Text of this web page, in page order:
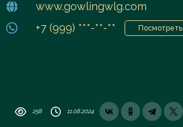
www.gowlingwlg.com
+7 (999) ***-**-**
Посмотреть
258 11.08.2024